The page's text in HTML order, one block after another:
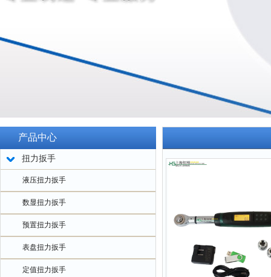
产品中心
扭力扳手
液压扭力扳手
数显扭力扳手
预置扭力扳手
表盘扭力扳手
定值扭力扳手